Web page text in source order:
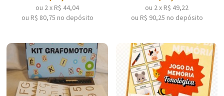
ou 2x R$ 44,04
ou R$ 80,75 no depósito
ou 2x R$ 49,22
ou R$ 90,25 no depósito